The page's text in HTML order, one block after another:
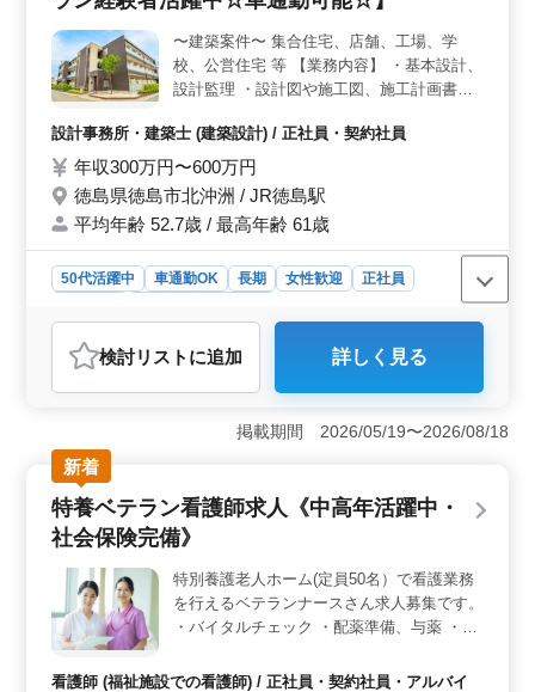
す。経験を積んだ方々が指導力を発揮し、チームを支え
ます。 ＜福利厚生の充実＞ 年収500万円から700万
円、全額支給の通勤手当、賞与ありなど、充実した待遇
方での単身赴任も可能です。安心して長く働ける環境が
整っています。
〜建築案件〜 集合住宅、店舗、工場、学
校、公営住宅 等 【業務内容】 ・基本設計、
設計監理 ・設計図や施工図、施工計画書の
わせ、現場調査業務 ・CAD操作 【備考】 ・
作業着支給 ・交通費支給 ・資格手当支給 ・
車通勤可能 ◯1級建築士の方・女性の方も歓
迎 ◯年齢よりも経験のある方募集しており
ます ◯お気軽にお問い合わせください♪
設計事務所・建築士 (建築設計) / 正社員・契約社員
年収300万円〜600万円
徳島県徳島市北沖洲 / JR徳島駅
平均年齢 52.7歳 / 最高年齢 61歳
50代活躍中 車通勤OK 長期 女性歓迎
正社員
おすすめポイント
＜業務内容＞ 基本設計から設計監理まで、プロジェク
ト全体のリードをお任せします。設計図や施工図のチェ
す。CAD操作のスキルも活かせます。 ＜魅力的な待
遇＞ 作業着の支給や交通費の支給、資格手当など充実
した福利厚生が整っています。車通勤も可能で、通勤時
間を有効活用できます。また、1級建築士の方や女性の方
も歓迎しており、経験豊富な方を特に求めていま
す。 ＜働きやすい勤務体制＞ 週5〜6日の勤務で、
土曜日は隔週休みとなります。また、年間休日や休暇制
度も整っており、ワークライフバランスを重視した働き
方が可能です。月平均20時間程度の残業で、無理なく活
躍できる環境です。
検討リスト に追加 詳しく見る
掲載期間 2026/05/19〜2026/08/18
新着
特養ベテラン看護師求人《中高年活躍中・
社会保険完備》
特別養護老人ホーム(定員50名）で看護業務
を行えるベテランナースさん求人募集です。
・バイタルチェック ・配薬準備、与薬 ・簡
への医療に関する指導 ・食事、排泄補助 ・
看護師 (福祉施設での看護師) / 正社員・契約社員・アルバイ